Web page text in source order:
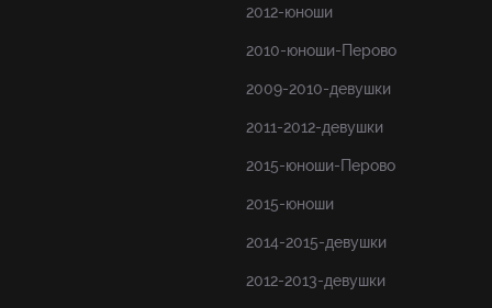
2012-юноши
2010-юноши-Перово
2009-2010-девушки
2011-2012-девушки
2015-юноши-Перово
2015-юноши
2014-2015-девушки
2012-2013-девушки